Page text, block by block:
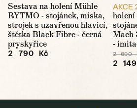
Sestava na holení Mühle
RYTMO - stojánek, miska,
strojek s uzavřenou hlavicí,
štětka Black Fibre - černá
pryskyřice
2 790 Kč
AKCE
Mach
-
2 690
2